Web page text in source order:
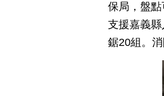
保局，盤
支援嘉義
鋸20組。